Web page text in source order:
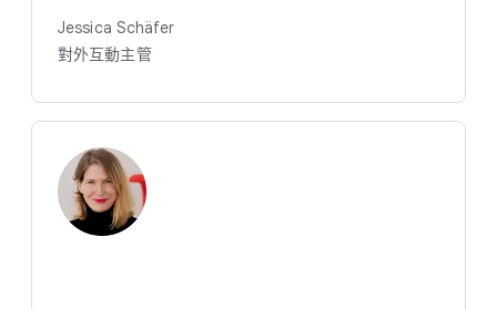
Jessica Schäfer
對​外​互動​主管